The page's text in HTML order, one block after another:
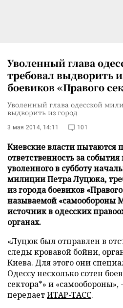
Уволенный глава
требовал выдворить
боевиков «Правого
Уволенный глава одесской
выдворить из город
3 мая 2014, 14:11 101
Киевские власти пытаются
ответственность за
уволенного в субботу
милиции Петра Луцюка,
из города боевиков
называемой «самообороны
источник в одесских
органах.
«Луцюк был отправлен в
следы кровавой бойни,
Киева. Для этого они
Одессу несколько сотен
сектора*» и
передаетИТАР-ТАСС.